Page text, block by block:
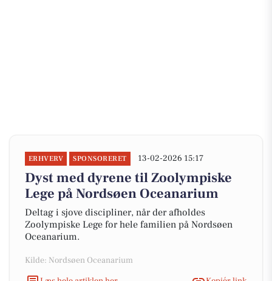
ERHVERV SPONSORERET 13-02-2026 15:17
Dyst med dyrene til Zoolympiske
Lege på Nordsøen Oceanarium
Deltag i sjove discipliner, når der afholdes
Zoolympiske Lege for hele familien på Nordsøen
Oceanarium.
Kilde: Nordsøen Oceanarium